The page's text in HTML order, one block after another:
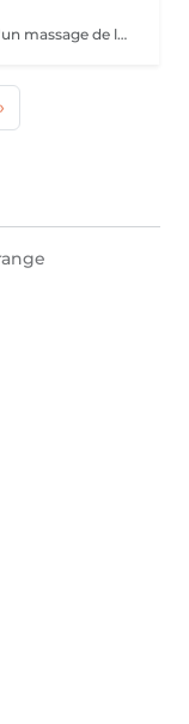
Le toucher par la pierre chaude est plus qu'un massage de la peau. A travers ce toucher, nous offrons à la personne un retour aux sources. Profitez d'un bon moment pour le corps et la tête.